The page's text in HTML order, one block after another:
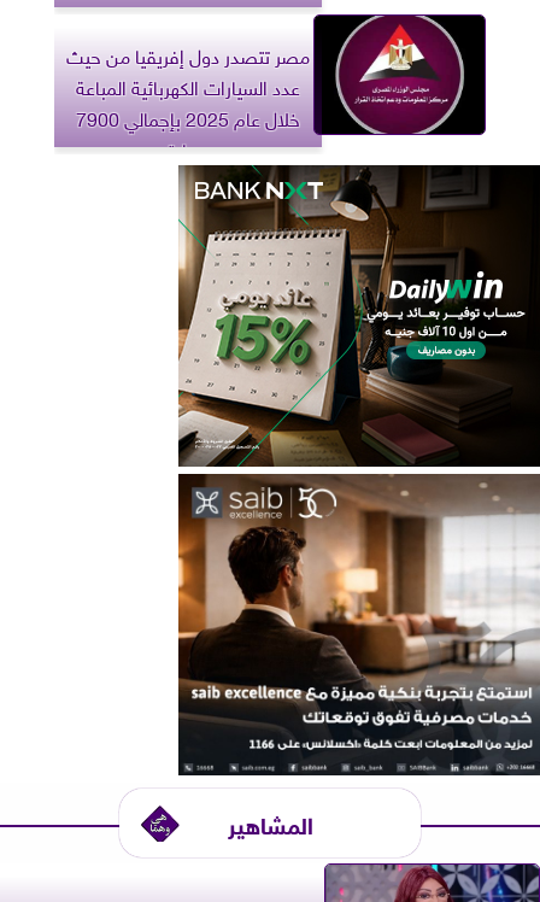
مصر تتصدر دول إفريقيا من حيث
عدد السيارات الكهربائية المباعة
خلال عام 2025 بإجمالي 7900
سيارة
المشاهير